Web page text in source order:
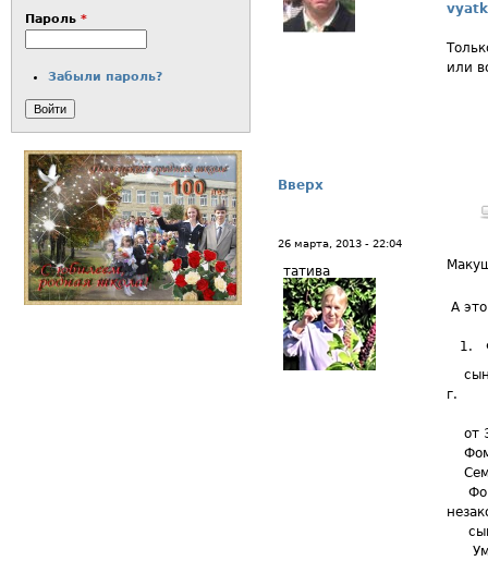
или
Вверх
26 марта, 2013 - 22:04
татива
А
1.
сын
г.
от
сын
Пароль *
Забыли пароль?